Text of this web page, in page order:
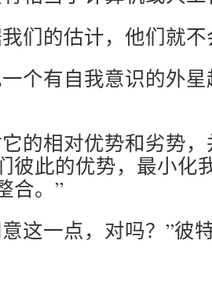
们的估计，他们就
个有自我意识的外
的相对优势和劣势
彼此的优势，最小化
合。”
这一点，对吗？”彼